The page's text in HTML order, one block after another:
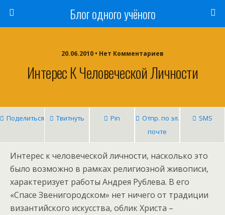
Блог одного учёного
20.06.2010 • Нет Комментариев
Интерес К Человеческой Личности
Поделиться Твитнуть Pin
Отпр. по эл.
почте
SMS
Интерес к человеческой личности, насколько это
было возможно в рамках религиозной живописи,
характеризует работы Андрея Рублева. В его
«Спасе Звенигородском» нет ничего от традиции
византийского искусства, облик Христа –